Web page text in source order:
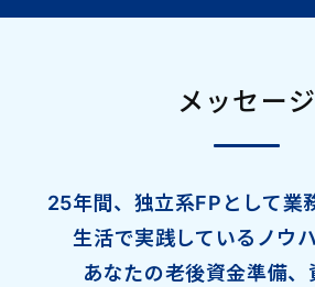
メッセージ
25年間、独立系FPとして業
生活で実践している ノウ
あなたの老後資金準備、